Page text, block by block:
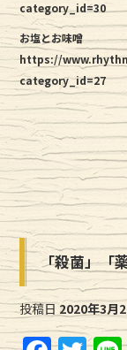
category_id=30
お塩とお味噌
https://
category_id=27
「殺菌」「
投稿日 2020年3月